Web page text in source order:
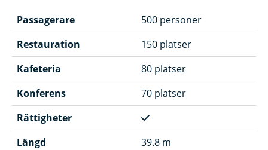
Passagerare
500 personer
Restauration
150 platser
Kafeteria
80 platser
Konferens
70 platser
Rättigheter
Längd
39.8 m